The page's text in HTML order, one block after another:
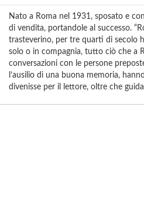
Nato a Roma nel 1931, sposato e
di vendita, portandole al successo.
trasteverino, per tre quarti di secolo
solo o in compagnia, tutto ciò che a
conversazioni con le persone
l’ausilio di una buona memoria,
divenisse per il lettore, oltre che